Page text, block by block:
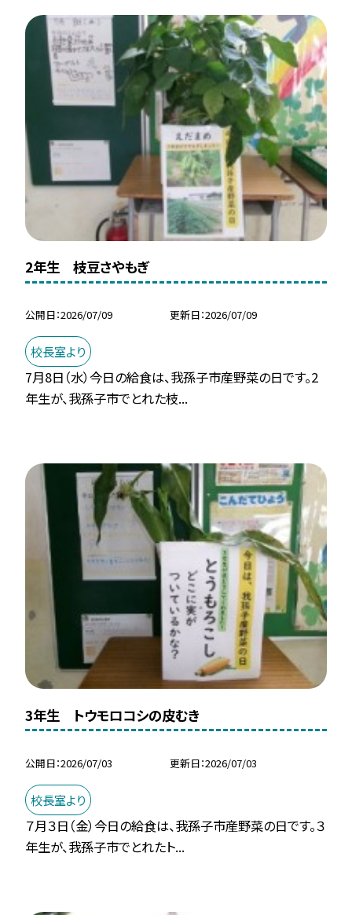
2年生 枝豆さやもぎ
公開日 2026/07/09 更新日 2026/07/09
校長室より
7月8日（水）今日の給食は、我孫子市産野菜の日です。2
年生が、我孫子市でとれた枝...
3年生 トウモロコシの皮むき
公開日 2026/07/03 更新日 2026/07/03
校長室より
７月３日（金）今日の給食は、我孫子市産野菜の日です。３
年生が、我孫子市でとれたト...